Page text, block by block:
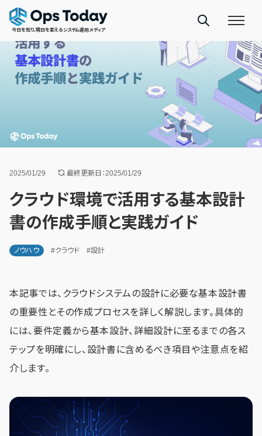
今日を知り、明日を変えるシステム運用メディア
2025/01/29 最終更新日：2025/01/29
クラウド環境で活用する基本設計
書の作成手順と実践ガイド
ノウハウ #クラウド #設計
本記事では、クラウドシステムの設計に必要な基本設計書
の重要性とその作成プロセスを詳しく解説します。具体的
には、要件定義から基本設計、詳細設計に至るまでの各ス
テップを明確にし、設計書に含めるべき項目や注意点を紹
介します。